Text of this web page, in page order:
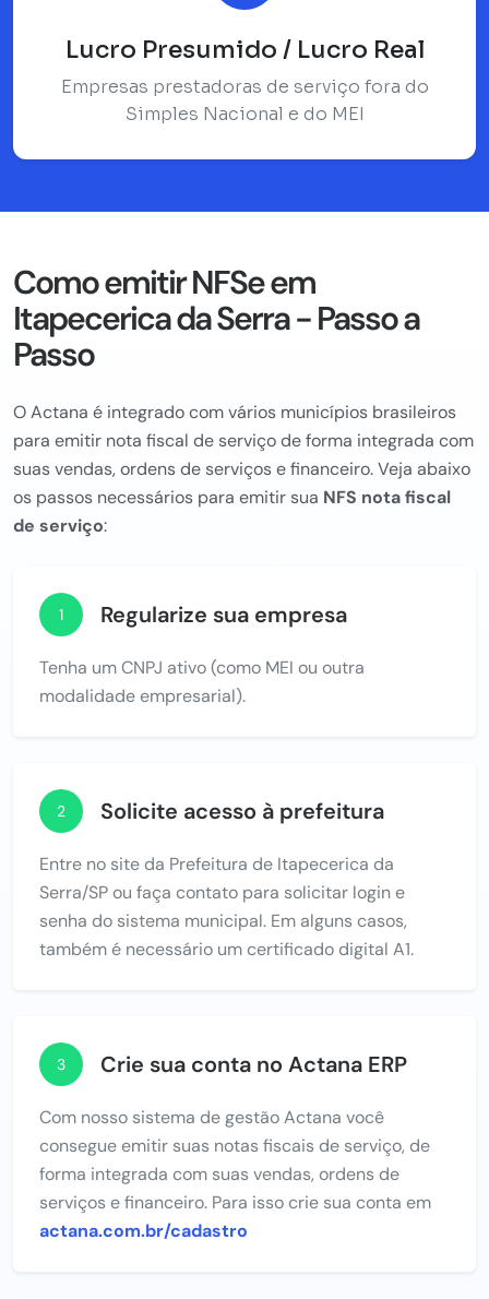
Lucro Presumido / Lucro Real
Empresas prestadoras de serviço fora do
Simples Nacional e do MEI
Como emitir NFSe em
Itapecerica da Serra - Passo a
Passo
O Actana é integrado com vários municípios brasileiros
para emitir nota fiscal de serviço de forma integrada com
suas vendas, ordens de serviços e financeiro. Veja abaixo
os passos necessários para emitir sua NFS nota fiscal
de serviço:
1 Regularize sua empresa
Tenha um CNPJ ativo (como MEI ou outra
modalidade empresarial).
2 Solicite acesso à prefeitura
Entre no site da Prefeitura de Itapecerica da
Serra/SP ou faça contato para solicitar login e
senha do sistema municipal. Em alguns casos,
também é necessário um certificado digital A1.
3 Crie sua conta no Actana ERP
Com nosso sistema de gestão Actana você
consegue emitir suas notas fiscais de serviço, de
forma integrada com suas vendas, ordens de
serviços e financeiro. Para isso crie sua conta em
actana.com.br/cadastro